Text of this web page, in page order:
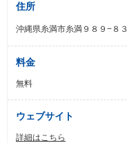
住所
沖縄県糸満市糸満９８９−８３
料金
無料
ウェブサイト
詳細はこちら